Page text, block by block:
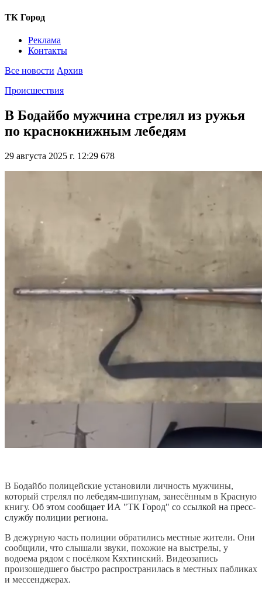
ТК Город
Реклама
Контакты
Все новости Архив
Происшествия
В Бодайбо мужчина стрелял из ружья
по краснокнижным лебедям
29 августа 2025 г. 12:29 678
В Бодайбо полицейские установили личность мужчины,
который стрелял по лебедям-шипунам, занесённым в Красную
книгу. Об этом сообщает ИА "ТК Город" со ссылкой на пресс-
службу полиции региона.
В дежурную часть полиции обратились местные жители. Они
сообщили, что слышали звуки, похожие на выстрелы, у
водоема рядом с посёлком Кяхтинский. Видеозапись
произошедшего быстро распространилась в местных пабликах
и мессенджерах.